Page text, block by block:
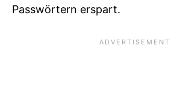
Passwörtern erspart.